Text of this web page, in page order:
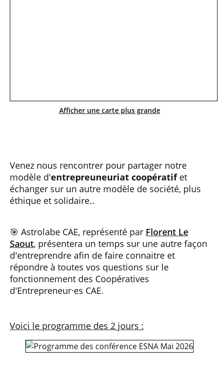
Afficher une carte plus grande
Venez nous rencontrer pour partager notre
modèle d'entrepreuneuriat coopératifet
échanger sur un autre modèle de société, plus
éthique et solidaire..
🎯 Astrolabe CAE, représenté par Florent Le
Saout, présentera un temps sur une autre façon
d'entreprendre afin de faire connaitre et
répondre à toutes vos questions sur le
fonctionnement des Coopératives
d'Entrepreneur·es CAE.
Voici le programme des 2 jours :